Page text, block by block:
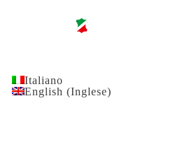
Italiano
English (Inglese)